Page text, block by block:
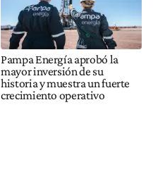
Pampa Energía aprobó la
mayor inversión de su
historia y muestra un fuerte
crecimiento operativo